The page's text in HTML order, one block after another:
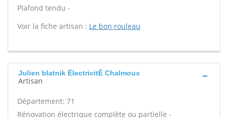
Plafond tendu -
Voir la fiche artisan : Le bon rouleau
Julien blatnik ÉlectricitÉ Chalmoux
Artisan
Département: 71
Rénovation électrique complète ou partielle -